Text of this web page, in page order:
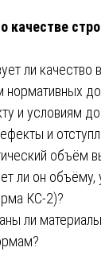
качестве
ли
нормативных
и условиям
и
объём
ли он объёму,
КС-2)?
ли